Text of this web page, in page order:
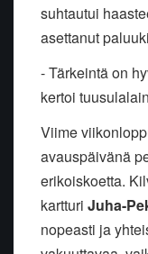
suhtautui
asettanut
- Tärkeintä on
kertoi
Viime
avauspäivänä
erikoiskoetta.
kartturi Juha-
nopeasti ja